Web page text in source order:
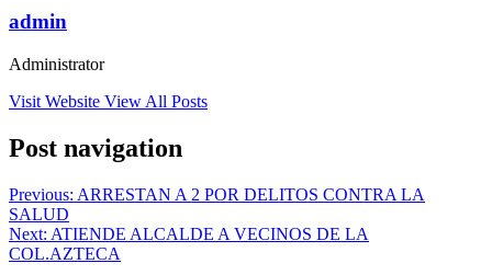
admin
Administrator
Visit Website View All Posts
Post navigation
Previous: ARRESTAN A 2 POR DELITOS CONTRA LA
SALUD
Next: ATIENDE ALCALDE A VECINOS DE LA
COL.AZTECA